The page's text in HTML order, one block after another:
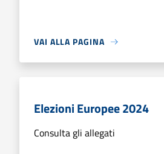
VAI ALLA PAGINA
Elezioni Europee 2024
Consulta gli allegati